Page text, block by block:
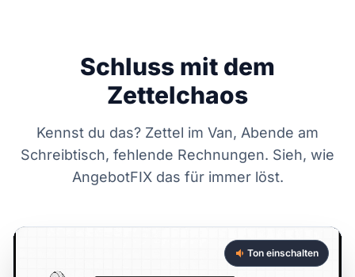
Schluss mit dem
Zettelchaos
Kennst du das? Zettel im Van, Abende am
Schreibtisch, fehlende Rechnungen. Sieh, wie
AngebotFIX das für immer löst.
Ton einschalten